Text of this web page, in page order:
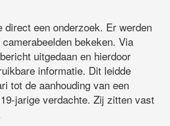
een onderzoek. Er werden
bekeken. Via
uitgedaan en hierdoor
informatie. Dit leidde
tot de aanhouding van een
jarige verdachte. Zij zitten vast